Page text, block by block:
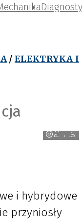
/ ELEKTRYKA I
P
i
x
a
b a
y - b
r
a
i
c o
i hybrydowe
przyniosły